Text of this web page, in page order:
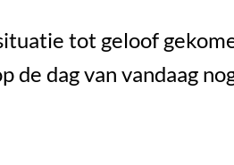
tot geloof
de dag van vandaag